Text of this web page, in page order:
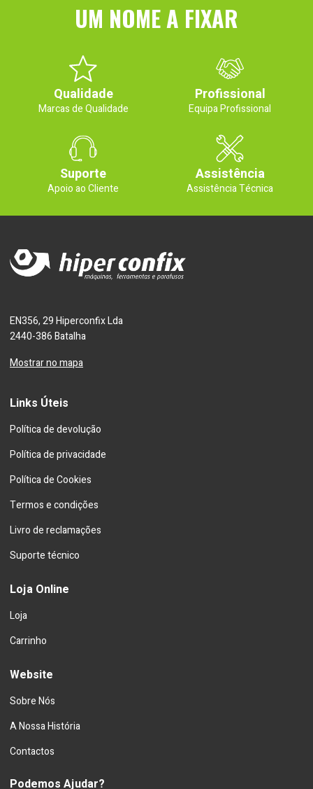
UM NOME A FIXAR
Qualidade
Marcas de Qualidade
Profissional
Equipa Profissional
Suporte
Apoio ao Cliente
Assistência
Assistência Técnica
EN356, 29 Hiperconfix Lda
2440-386 Batalha
Mostrar no mapa
Links Úteis
Política de devolução
Política de privacidade
Política de Cookies
Termos e condições
Livro de reclamações
Suporte técnico
Loja Online
Loja
Carrinho
Website
Sobre Nós
A Nossa História
Contactos
Podemos Ajudar?